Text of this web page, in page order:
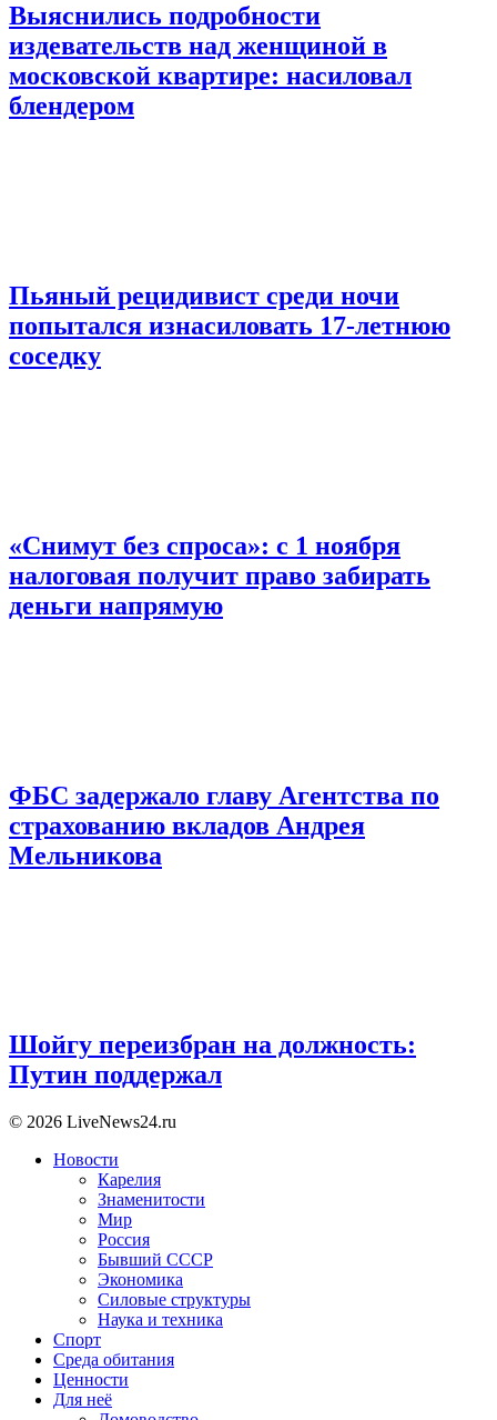
Выяснились подробности
издевательств над женщиной в
московской квартире: насиловал
блендером
Пьяный рецидивист среди ночи
попытался изнасиловать 17-летнюю
соседку
«Снимут без спроса»: с 1 ноября
налоговая получит право забирать
деньги напрямую
ФБС задержало главу Агентства по
страхованию вкладов Андрея
Мельникова
Шойгу переизбран на должность:
Путин поддержал
© 2026 LiveNews24.ru
Новости
Карелия
Знаменитости
Мир
Россия
Бывший СССР
Экономика
Силовые структуры
Наука и техника
Спорт
Среда обитания
Ценности
Для неё